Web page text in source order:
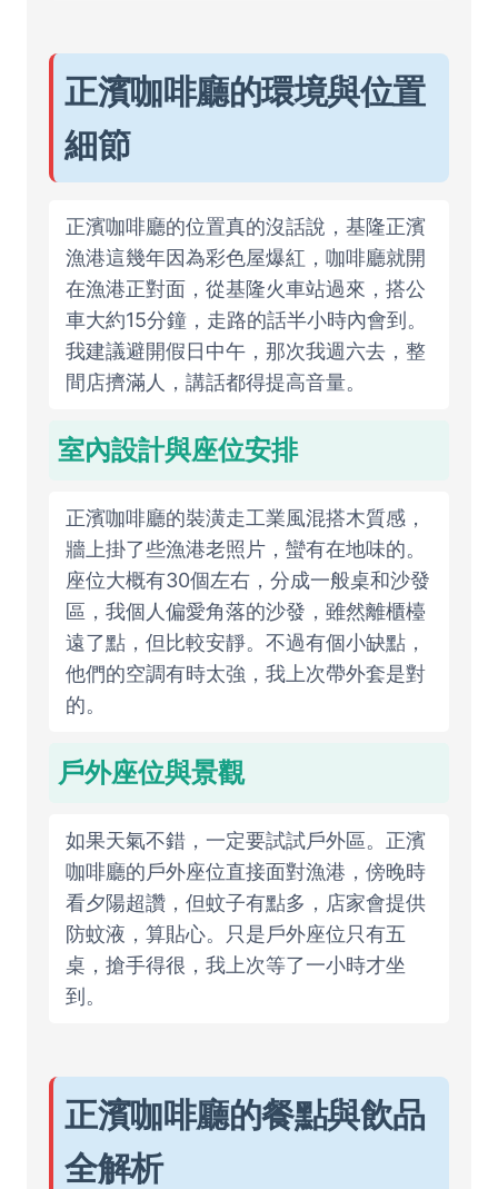
正濱咖啡廳的環境與位置
細節
正濱咖啡廳的位置真的沒話說，基隆正濱
漁港這幾年因為彩色屋爆紅，咖啡廳就開
在漁港正對面，從基隆火車站過來，搭公
車大約15分鐘，走路的話半小時內會到。
我建議避開假日中午，那次我週六去，整
間店擠滿人，講話都得提高音量。
室內設計與座位安排
正濱咖啡廳的裝潢走工業風混搭木質感，
牆上掛了些漁港老照片，蠻有在地味的。
座位大概有30個左右，分成一般桌和沙發
區，我個人偏愛角落的沙發，雖然離櫃檯
遠了點，但比較安靜。不過有個小缺點，
他們的空調有時太強，我上次帶外套是對
的。
戶外座位與景觀
如果天氣不錯，一定要試試戶外區。正濱
咖啡廳的戶外座位直接面對漁港，傍晚時
看夕陽超讚，但蚊子有點多，店家會提供
防蚊液，算貼心。只是戶外座位只有五
桌，搶手得很，我上次等了一小時才坐
到。
正濱咖啡廳的餐點與飲品
全解析